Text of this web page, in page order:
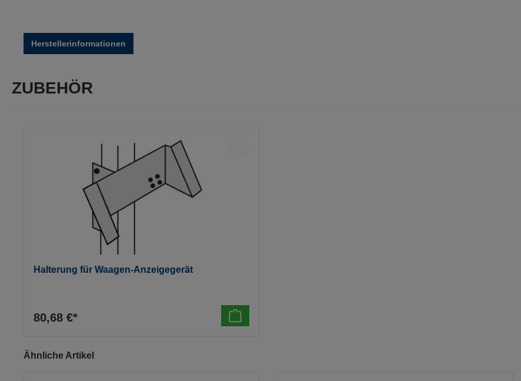
Herstellerinformationen
ZUBEHÖR
Halterung für Waagen-Anzeigegerät
80,68 €*
Produktgalerie überspringen
Ähnliche Artikel